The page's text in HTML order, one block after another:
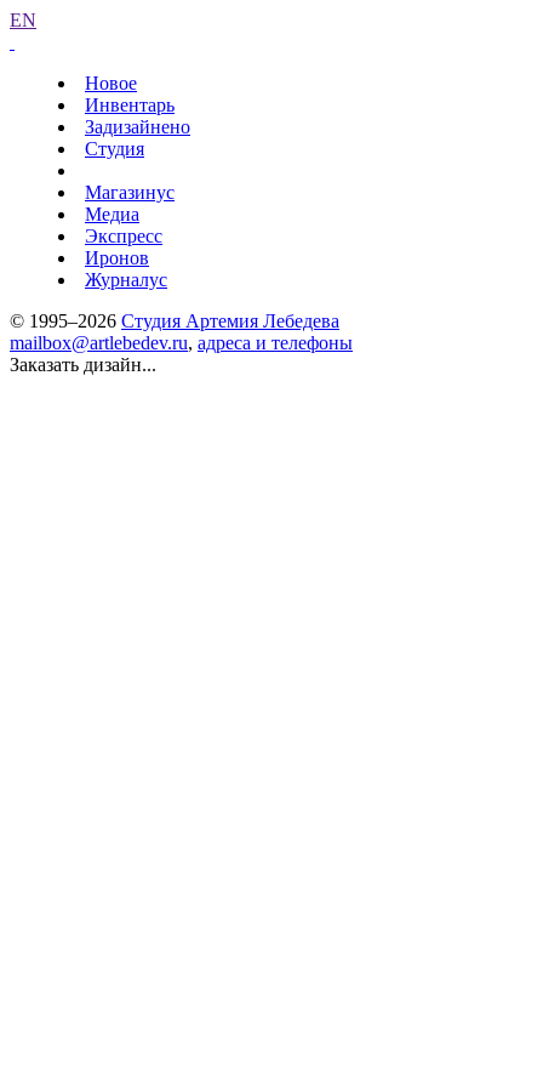
EN
Новое
Инвентарь
Задизайнено
Студия
Магазинус
Медиа
Экспресс
Иронов
Журналус
© 1995–2026 Студия Артемия Лебедева
mailbox@artlebedev.ru, адреса и телефоны
Заказать дизайн...